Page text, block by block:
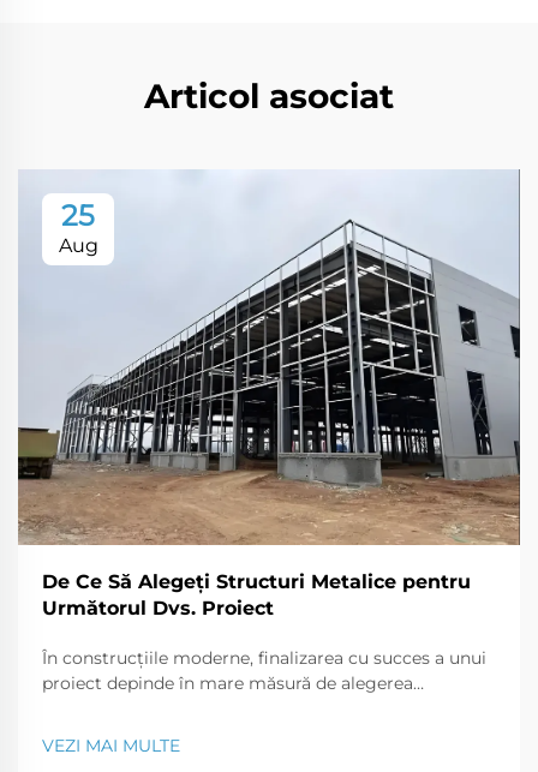
Articol asociat
25
Aug
De Ce Să Alegeți Structuri Metalice pentru
Următorul Dvs. Proiect
În construcțiile moderne, finalizarea cu succes a unui
proiect depinde în mare măsură de alegerea
chiar în depozite comerciale. Scopul acestui articol
VEZI MAI MULTE